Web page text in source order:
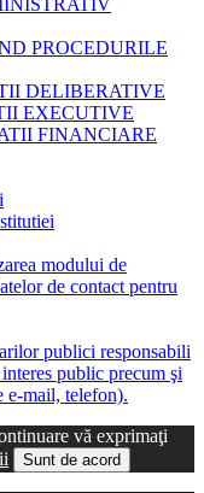
PROCEDURILE
DELIBERATIVE
EXECUTIVE
FINANCIARE
modului de
de contact pentru
publici responsabili
public precum şi
e-mail, telefon).
vă exprimaţi
Sunt de acord